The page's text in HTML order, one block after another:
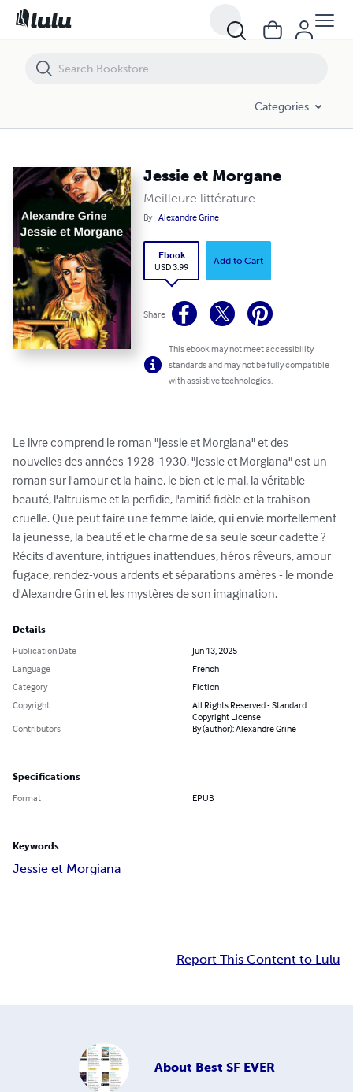
Categories
Jessie et Morgane
Meilleure littérature
By Alexandre Grine
Ebook
USD 3.99
Add to Cart
Share
This ebook may not meet accessibility
standards and may not be fully compatible
with assistive technologies.
Le livre comprend le roman "Jessie et Morgiana" et des
nouvelles des années 1928-1930. "Jessie et Morgiana" est un
roman sur l'amour et la haine, le bien et le mal, la véritable
beauté, l'altruisme et la perfidie, l'amitié fidèle et la trahison
cruelle. Que peut faire une femme laide, qui envie mortellement
la jeunesse, la beauté et le charme de sa seule sœur cadette ?
Récits d'aventure, intrigues inattendues, héros rêveurs, amour
fugace, rendez-vous ardents et séparations amères - le monde
d'Alexandre Grin et les mystères de son imagination.
Details
Publication Date
Jun 13, 2025
Language
French
Category
Fiction
Copyright
All Rights Reserved - Standard
Copyright License
Contributors
By (author): Alexandre Grine
Specifications
Format EPUB
Keywords
Jessie et Morgiana
Report This Content to Lulu
About Best SF EVER
Jessie et Morgane